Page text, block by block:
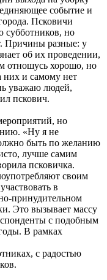
событие и
Псковичи
субботников, но
Причины разные: у
об их проведении,
отношусь хорошо, но
них и самому нет
уважаю людей,
пскович.
но
«Ну я не
быть по желанию
лучше самим
псковичка.
своим
в
принудительном
Это вызывает массу
с подобным
В рамках
с радостью